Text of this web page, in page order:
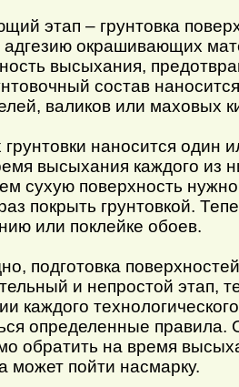
этап – грунтовка
окрашивающих
высыхания,
состав
валиков или маховых
наносится один
высыхания каждого из
сухую поверхность
покрыть грунтовкой.
или поклейке обоев.
подготовка
и непростой этап,
каждого
определенные правила.
обратить на время
может пойти насмарку.